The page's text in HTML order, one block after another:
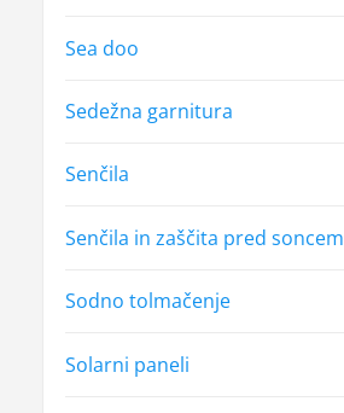
Sea doo
Sedežna garnitura
Senčila
Senčila in zaščita pred soncem
Sodno tolmačenje
Solarni paneli